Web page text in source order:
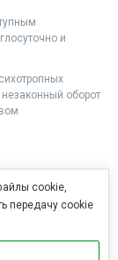
и
оборот
cookie,
передачу cookie